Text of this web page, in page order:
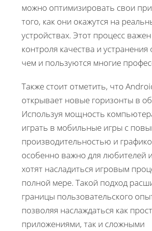
можно оптимизировать свои
того, как они окажутся на
устройствах. Этот процесс
контроля качества и
чем и пользуются многие
Также стоит отметить, что
открывает новые горизонты в
Используя мощность
играть в мобильные игры с
производительностью и
особенно важно для любителей
хотят насладиться игровым
полной мере. Такой подход
границы пользовательского
позволяя наслаждаться как
приложениями, так и сложными